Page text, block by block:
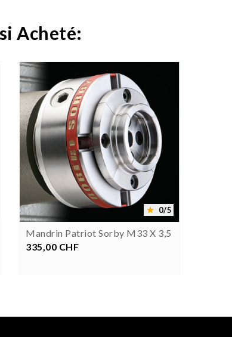
Acheté:

 0/5
Mandrin Patriot Sorby M33 X 3,5
Prix
335,00 CHF
 